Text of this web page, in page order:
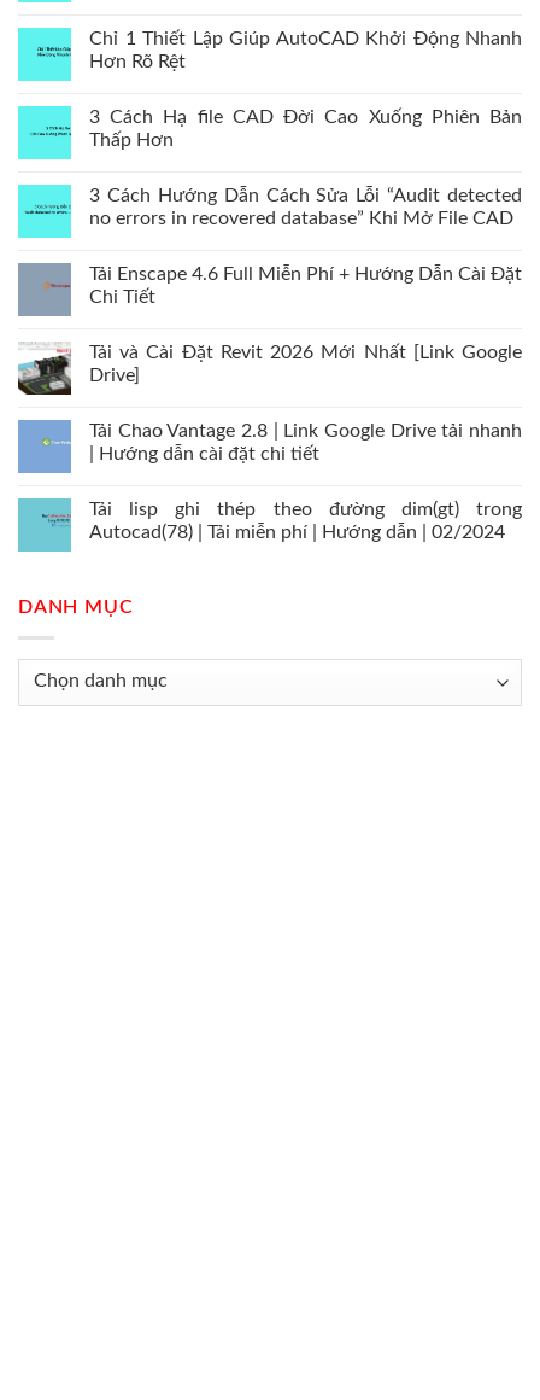
Chỉ 1 Thiết Lập Giúp AutoCAD Khởi Động Nhanh
Hơn Rõ Rệt
3 Cách Hạ file CAD Đời Cao Xuống Phiên Bản
Thấp Hơn
3 Cách Hướng Dẫn Cách Sửa Lỗi “Audit detected
no errors in recovered database” Khi Mở File CAD
Tải Enscape 4.6 Full Miễn Phí + Hướng Dẫn Cài Đặt
Chi Tiết
Tải và Cài Đặt Revit 2026 Mới Nhất [Link Google
Drive]
Tải Chao Vantage 2.8 | Link Google Drive tải nhanh
| Hướng dẫn cài đặt chi tiết
Tải lisp ghi thép theo đường dim(gt) trong
Autocad(78) | Tải miễn phí | Hướng dẫn | 02/2024
DANH MỤC
Danh